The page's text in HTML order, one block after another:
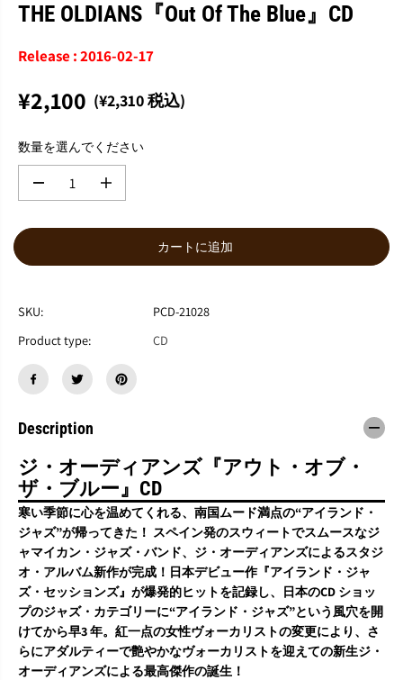
THE OLDIANS『Out Of The Blue』CD
Release : 2016-02-17
通
価
格
¥2,100 (¥2,310 税込)
数量を選んでください
H
O
N
S
O
u
t
O
f
T
h
l
u
e
』
数
D
O
u
t
O
f
T
h
e
B
l
u
e
』
カートに追加
SKU:
PCD-21028
Product type:
CD
Description
ジ・オーディアンズ『アウト・オブ・
ザ・ブルー』CD
寒い季節に心を温めてくれる、南国ムード満点の“アイランド・
ジャズ”が帰ってきた！ スペイン発のスウィートでスムースなジ
ャマイカン・ジャズ・バンド、ジ・オーディアンズによるスタジ
オ・アルバム新作が完成！日本デビュー作『アイランド・ジャ
ズ・セッションズ』が爆発的ヒットを記録し、日本のCD ショッ
プのジャズ・カテゴリーに“アイランド・ジャズ”という風穴を開
けてから早3 年。紅一点の女性ヴォーカリストの変更により、さ
らにアダルティーで艶やかなヴォーカリストを迎えての新生ジ・
オーディアンズによる最高傑作の誕生！